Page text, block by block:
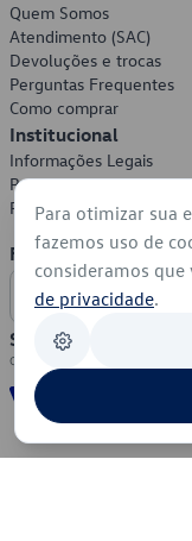
Quem Somos
Atendimento (SAC)
Devoluções e trocas
Perguntas Frequentes
Como comprar
Institucional
Informações Legais
Política de Privacidade
Política de Cookies
Formas de
Segurança
Para otimizar sua
fazemos uso de
consideramos que
de privacidade.